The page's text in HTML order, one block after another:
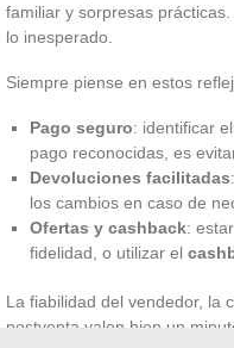
familiar y sorpresas prácticas.
lo inesperado.
Siempre piense en estos
Pago seguro: identificar
pago reconocidas, es
Devoluciones facilitadas
los cambios en caso de
Ofertas y cashback:
fidelidad, o utilizar el
La fiabilidad del vendedor, la
postventa valen bien un